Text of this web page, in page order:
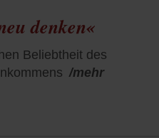
denken«
Beliebtheit des
/mehr